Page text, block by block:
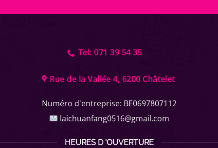
Tel: 071 39 54 35
Rue de la Vallée 4, 6200 Châtelet
Numéro d'entreprise: BE0697807112
laichuanfang0516@gmail.com
HEURES D 'OUVERTURE